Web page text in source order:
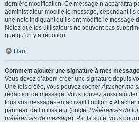
dernière modification. Ce message n’apparaîtra
administrateur modifie le message, cependant ils
une note indiquant qu’ils ont modifié le message
Notez que les utilisateurs ne peuvent pas
quelqu’un y a répondu.
Haut
Comment ajouter une signature à mes
Vous devez d’abord créer une signature depuis
Une fois créée, vous pouvez cocherAttacher ma
rédaction de message. Vous pouvez aussi
tous vos messages en activant l’option «
panneau de l’utilisateur (ongletPréférences du
préférences de message). Par la suite, vous